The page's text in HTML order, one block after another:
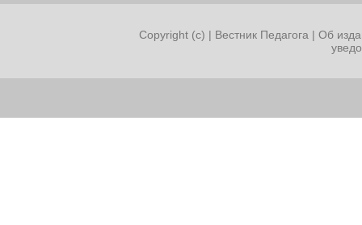
Copyright (c) | Вестник Педагога | Об